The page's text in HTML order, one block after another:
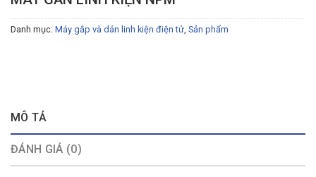
Danh mục: Máy gắp và dán linh kiện điện tử, Sản phẩm
MÔ TẢ
ĐÁNH GIÁ (0)